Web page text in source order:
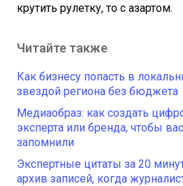
крутить рулетку, то с азартом.
Читайте также
Как бизнесу попасть в
звездой региона без бюджета
Медиаобраз: как создать
эксперта или бренда, чтобы
запомнили
Экспертные цитаты за 20
архив записей, когда